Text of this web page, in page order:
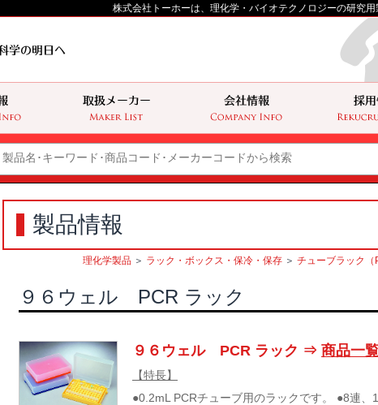
株式会社トーホーは、理化学・バイオテクノロジーの研究
製品情報
理化学製品 ＞ ラック・ボックス・保冷・保存 ＞ チューブラック（
９６ウェル PCR ラック
９６ウェル PCR ラック ⇒ 商品一
【特長】
●0.2mL PCRチューブ用のラックです。 ●8連